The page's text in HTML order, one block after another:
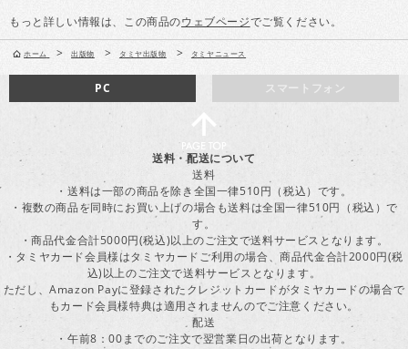
もっと詳しい情報は、この商品のウェブページでご覧ください。
ホーム > 出版物 > タミヤ出版物 > タミヤニュース
スマートフォン
PC
送料・配送について
送料
・送料は一部の商品を除き全国一律510円（税込）です。
・複数の商品を同時にお買い上げの場合も送料は全国一律510円（税込）で
す。
・商品代金合計5000円(税込)以上のご注文で送料サービスとなります。
・タミヤカード会員様はタミヤカードご利用の場合、商品代金合計2000円(税
込)以上のご注文で送料サービスとなります。
ただし、Amazon Payに登録されたクレジットカードがタミヤカードの場合で
もカード会員様特典は適用されませんのでご注意ください。
配送
・午前8：00までのご注文で翌営業日の出荷となります。